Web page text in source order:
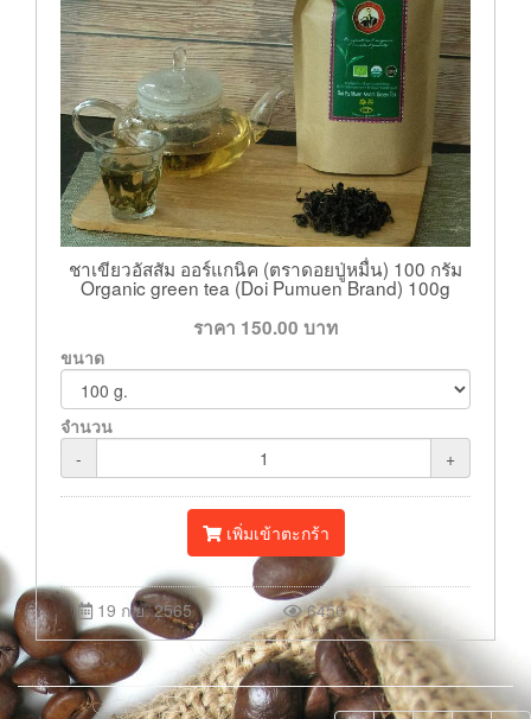
ชาเขียวอัสสัม ออร์แกนิค (ตราดอยปู่หมื่น) 100 กรัม
Organic green tea (Doi Pumuen Brand) 100g
ราคา 150.00 บาท
ขนาด
จำนวน
-
+
เพิ่มเข้าตะกร้า
19 ก.ย. 2565 6456